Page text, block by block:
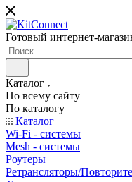
Готовый интернет-
Каталог
По всему сайту
По каталогу
Каталог
Wi-Fi - системы
Mesh - системы
Роутеры
Ретрансляторы/